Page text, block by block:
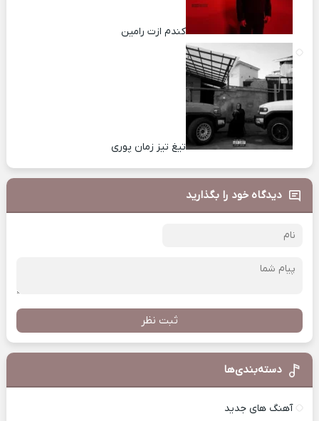
کندم ازت رامین
تیغ تیز زمان پوری
دیدگاه خود را بگذارید
ثبت نظر
دسته‌بندی‌ها
آهنگ های جدید